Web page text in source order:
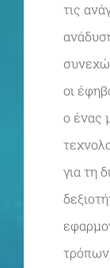
τις
οι
ο ένας
για τη
τρόπων